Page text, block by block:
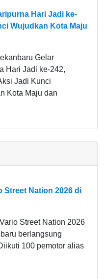
Hari Jadi ke-
Wujudkan Kota Maju
Gelar
Hari Jadi ke-242,
Jadi Kunci
Kota Maju dan
Street Nation 2026 di
Street Nation 2026
berlangsung
100 pemotor alias